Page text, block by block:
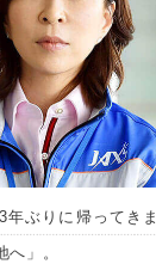
年ぶりに帰ってき
」。